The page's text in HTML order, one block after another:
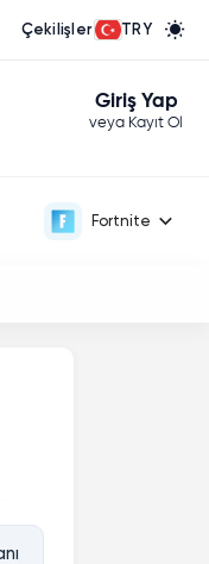
Çekilişler TRY
Giriş Yap
veya Kayıt Ol
Fortnite